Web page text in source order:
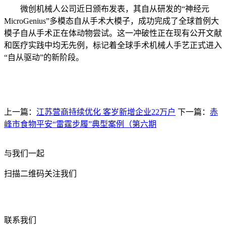
微创机械人公司近日颁布发表，其自从研发的“神经元
MicroGenius”多模态自从手术大模子，成功完成了全球首例大
模子自从手术正在体动物尝试。这一冲破性正在现有公开文献
和医疗实践中均无先例，标记着全球手术机械人手艺正式进入
“自从驱动”的新阶段。
上一篇： 江苏营商持续优化 客岁新增企业22万户 下一篇： 赤
峰市食物平安“雷霆步履”典型案例（第六期
与我们一起
扫描二维码关注我们
联系我们